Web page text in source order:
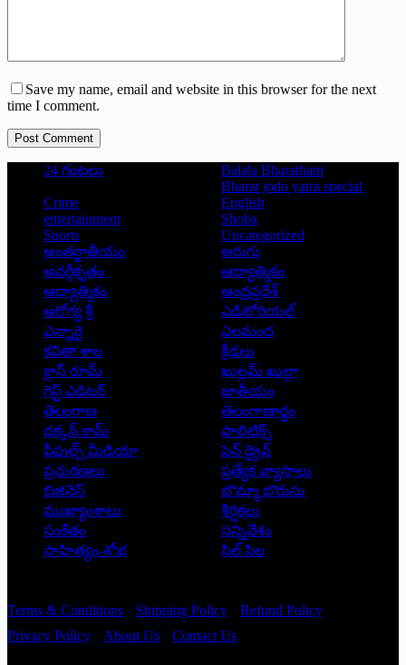
Save my name, email and website in this browser for the next
time I comment.
Post Comment
24 గంటలు
Balala Bharatham
Bharat jodo yatra special
Crime
English
entertainment
Shoba
Sports
Uncategorized
అంతర్జాతీయం
అరుగు
అవర్గీకృతం
ఆద్యాత్మికం
ఆధ్యాత్మికం
ఆంధ్రప్రదేశ్
ఆరోగ్య శ్రీ
ఎడిటోరియల్
ఎన్నారై
ఎలమంద
కవితా శాల
క్రీడలు
క్లాస్ రూమ్
ఖుల్లమ్ ఖుల్లా
గెస్ట్ ఎడిటర్
జాతీయం
తెలంగాణ
తెలంగాణార్థం
దక్కన్.కామ్
పాలిటిక్స్
పీపుల్స్ ‌మీడియా
పెన్ డ్రైవ్
ప్రచురణలు
ప్రత్యేక వ్యాసాలు
బిజినెస్
బొమ్మా బొరుసు
ముఖ్యాంశాలు
శీర్షికలు
సంకేతం
సన్నివేశం
సాహిత్యం-శోభ
సిల్ సిల
Terms & Conditions Shipping Policy
Refund Policy
Privacy Policy
About Us Contact Us